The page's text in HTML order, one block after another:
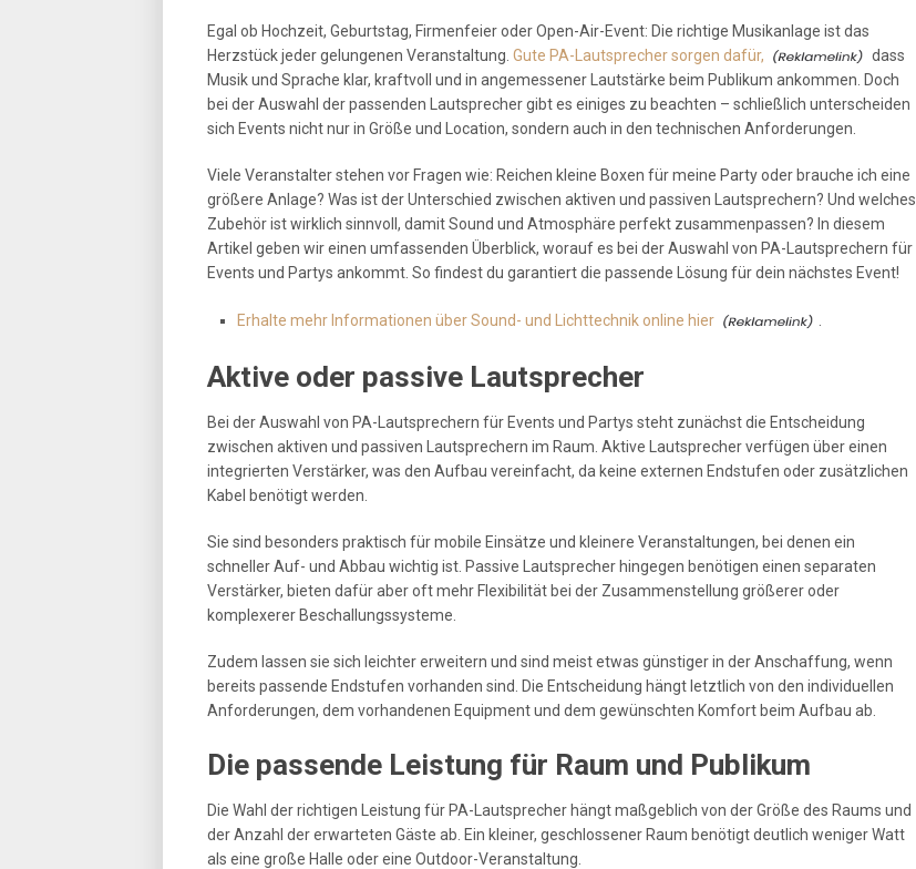
Egal ob Hochzeit, Geburtstag, Firmenfeier oder Open-Air-Event: Die richtige Musikanlage ist das
Herzstück jeder gelungenen Veranstaltung. Gute PA-Lautsprecher sorgen dafür,
dass
Musik und Sprache klar, kraftvoll und in angemessener Lautstärke beim Publikum ankommen. Doch
bei der Auswahl der passenden Lautsprecher gibt es einiges zu beachten – schließlich unterscheiden
sich Events nicht nur in Größe und Location, sondern auch in den technischen Anforderungen.
Viele Veranstalter stehen vor Fragen wie: Reichen kleine Boxen für meine Party oder brauche ich eine
größere Anlage? Was ist der Unterschied zwischen aktiven und passiven Lautsprechern? Und welches
Zubehör ist wirklich sinnvoll, damit Sound und Atmosphäre perfekt zusammenpassen? In diesem
Artikel geben wir einen umfassenden Überblick, worauf es bei der Auswahl von PA-Lautsprechern für
Events und Partys ankommt. So findest du garantiert die passende Lösung für dein nächstes Event!
Erhalte mehr Informationen über Sound- und Lichttechnik online hier
Aktive oder passive Lautsprecher
Bei der Auswahl von PA-Lautsprechern für Events und Partys steht zunächst die Entscheidung
zwischen aktiven und passiven Lautsprechern im Raum. Aktive Lautsprecher verfügen über einen
integrierten Verstärker, was den Aufbau vereinfacht, da keine externen Endstufen oder zusätzlichen
Kabel benötigt werden.
Sie sind besonders praktisch für mobile Einsätze und kleinere Veranstaltungen, bei denen ein
schneller Auf- und Abbau wichtig ist. Passive Lautsprecher hingegen benötigen einen separaten
Verstärker, bieten dafür aber oft mehr Flexibilität bei der Zusammenstellung größerer oder
komplexerer Beschallungssysteme.
Zudem lassen sie sich leichter erweitern und sind meist etwas günstiger in der Anschaffung, wenn
bereits passende Endstufen vorhanden sind. Die Entscheidung hängt letztlich von den individuellen
Anforderungen, dem vorhandenen Equipment und dem gewünschten Komfort beim Aufbau ab.
Die passende Leistung für Raum und Publikum
Die Wahl der richtigen Leistung für PA-Lautsprecher hängt maßgeblich von der Größe des Raums und
der Anzahl der erwarteten Gäste ab. Ein kleiner, geschlossener Raum benötigt deutlich weniger Watt
als eine große Halle oder eine Outdoor-Veranstaltung.